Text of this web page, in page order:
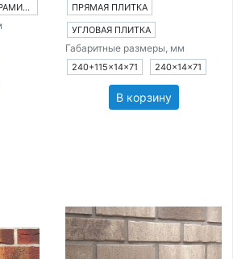
КРУПНОФОРМАТНЫЙ КЕРАМИЧЕСКИЙ БЛОК
ПРЯМАЯ ПЛИТКА
УГЛОВАЯ ПЛИТКА
Габаритные размеры, мм
240+115×14×71 240×14×71
В корзину